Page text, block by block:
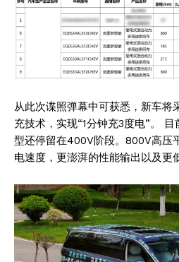
从此次谍照弹幕中可获悉，新车将
充技术，实现“1分钟充3度电”。
型还停留在400V阶段。800V高压
电速度，更澎湃的性能输出以及更